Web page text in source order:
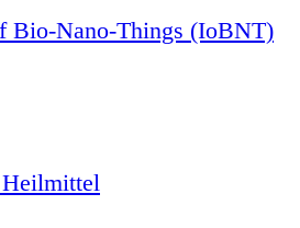
Bio-Nano-Things (IoBNT)
Heilmittel